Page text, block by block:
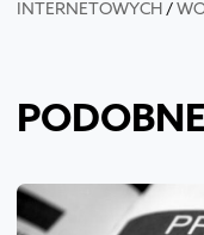
INTERNETOWYCH/